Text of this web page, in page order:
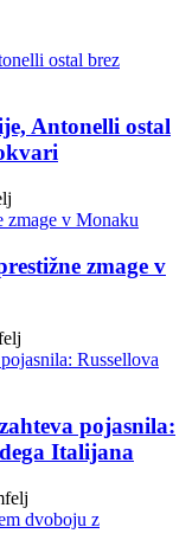
Antonelli ostal
zmage v
pojasnila:
Italijana